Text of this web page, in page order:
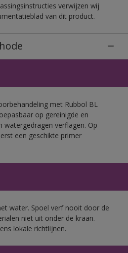
verwijzen wij
van dit product.
met Rubbol BL
op gereinigde en
watergedragen verflagen. Op
een geschikte primer
water. Spoel verf nooit door de
niet uit onder de kraan.
lokale richtlijnen.